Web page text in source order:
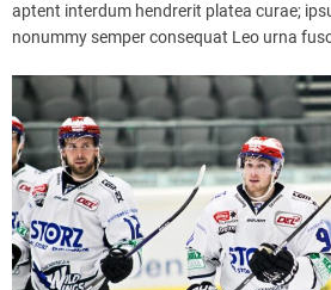
aptent interdum hendrerit platea curae;
nonummy semper consequat Leo urna